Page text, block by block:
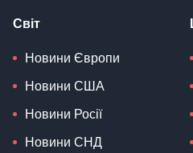
Світ
Новини Європи
Новини США
Новини Росії
Новини СНД